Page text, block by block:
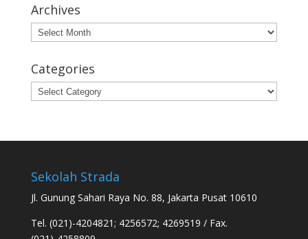
Archives
Archives
Categories
Categories
Sekolah Strada
Jl. Gunung Sahari Raya No. 88, Jakarta Pusat 10610
Tel. (021)-4204821; 4256572; 4269519 / Fax.